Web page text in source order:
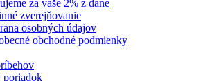
za vaše 2% z dane
zverejňovanie
osobných údajov
obchodné podmienky
poriadok